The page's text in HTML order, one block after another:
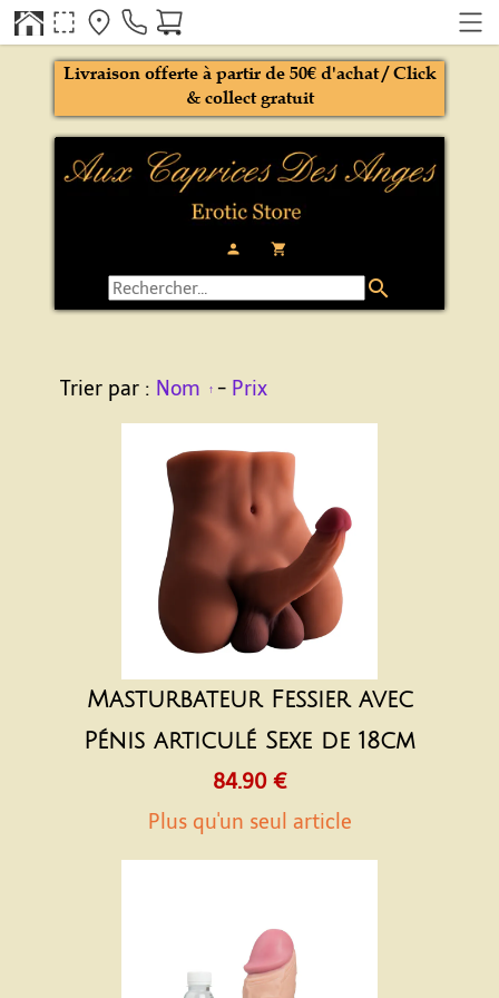
person local_grocery_store
Livraison offerte à partir de 50€ d'achat / Click
& collect gratuit
search
Trier par : Nom - Prix
Masturbateur Fessier avec
Pénis articulé Sexe de 18cm
84.90 €
Plus qu'un seul article